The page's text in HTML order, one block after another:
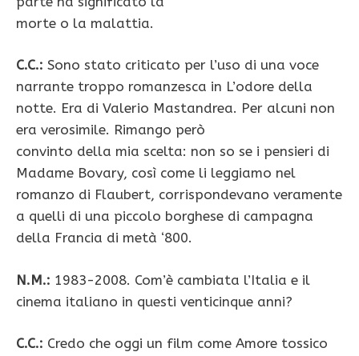
morte o la malattia.
C.C.: Sono stato criticato per l’uso di una voce
narrante troppo romanzesca in L’odore della
notte. Era di Valerio Mastandrea. Per alcuni non
era verosimile. Rimango però
convinto della mia scelta: non so se i pensieri di
Madame Bovary, così come li leggiamo nel
romanzo di Flaubert, corrispondevano veramente
a quelli di una piccolo borghese di campagna
della Francia di metà ‘800.
N.M.: 1983-2008. Com’è cambiata l’Italia e il
cinema italiano in questi venticinque anni?
C.C.: Credo che oggi un film come Amore tossico